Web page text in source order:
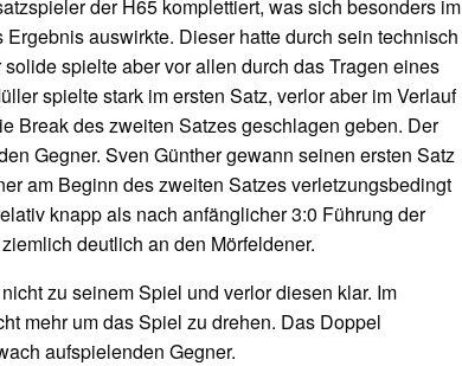
der H65 komplettiert, was sich besonders im
auswirkte. Dieser hatte durch sein technisch
spielte aber vor allen durch das Tragen eines
spielte stark im ersten Satz, verlor aber im Verlauf
Break des zweiten Satzes geschlagen geben. Der
Gegner. Sven Günther gewann seinen ersten Satz
am Beginn des zweiten Satzes verletzungsbedingt
knapp als nach anfänglicher 3:0 Führung der
deutlich an den Mörfeldener.
zu seinem Spiel und verlor diesen klar. Im
mehr um das Spiel zu drehen. Das Doppel
aufspielenden Gegner.